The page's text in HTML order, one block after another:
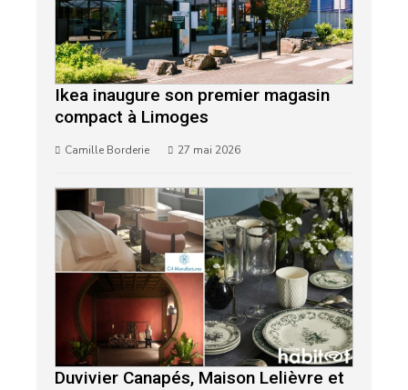
Ikea inaugure son premier magasin
compact à Limoges
Camille Borderie 27 mai 2026
Duvivier Canapés, Maison Lelièvre et